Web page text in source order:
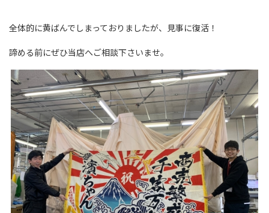
全体的に黄ばんでしまっておりましたが、見事に復活！
諦める前にぜひ当店へご相談下さいませ。